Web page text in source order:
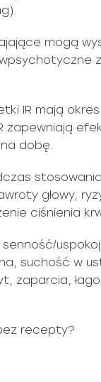
mogą
IR mają okres
zapewniają
dobę.
głowy,
ciśnienia
suchość w
zaparcia,
recepty?